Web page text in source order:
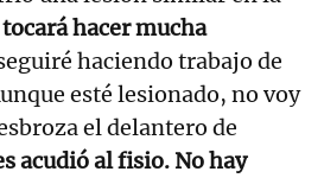
hacer mucha
haciendo trabajo de
esté lesionado, no voy
el delantero de
acudió al fisio. No hay